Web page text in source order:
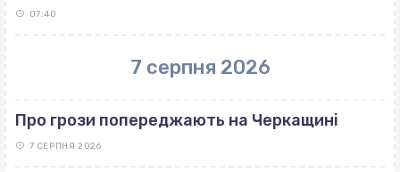
07:40
7 серпня 2026
Про грози попереджають на Черкащині
7 СЕРПНЯ 2026